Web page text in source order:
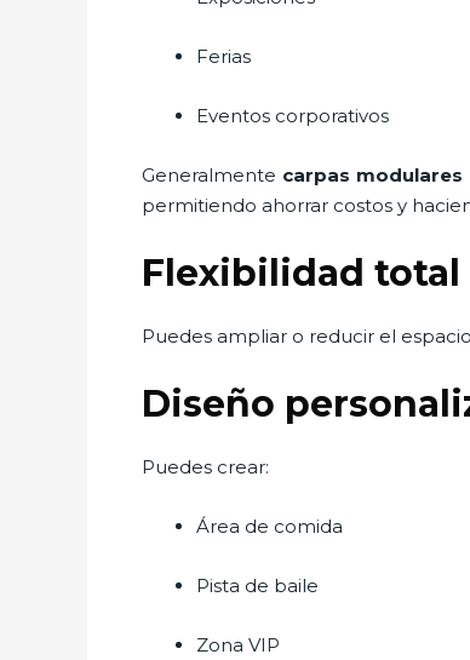
Ferias
Eventos corporativos
Generalmente carpas modulares
permitiendo ahorrar costos y
Flexibilidad total
Puedes ampliar o reducir el
Diseño
Puedes crear:
Área de comida
Pista de baile
Zona VIP